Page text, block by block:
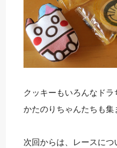
クッキーもいろんなドラ
かたのりちゃんたちも集
次回からは、レースに